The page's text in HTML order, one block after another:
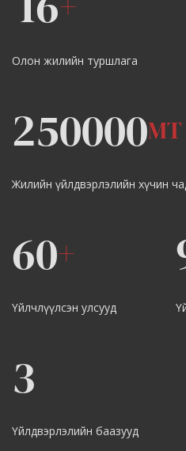
Олон жилийн туршлага
250000MT
Жилийн үйлдвэрлэлийн хүчин
60+
Үйлчлүүлсэн улсууд
3
Үйлдвэрлэлийн баазууд